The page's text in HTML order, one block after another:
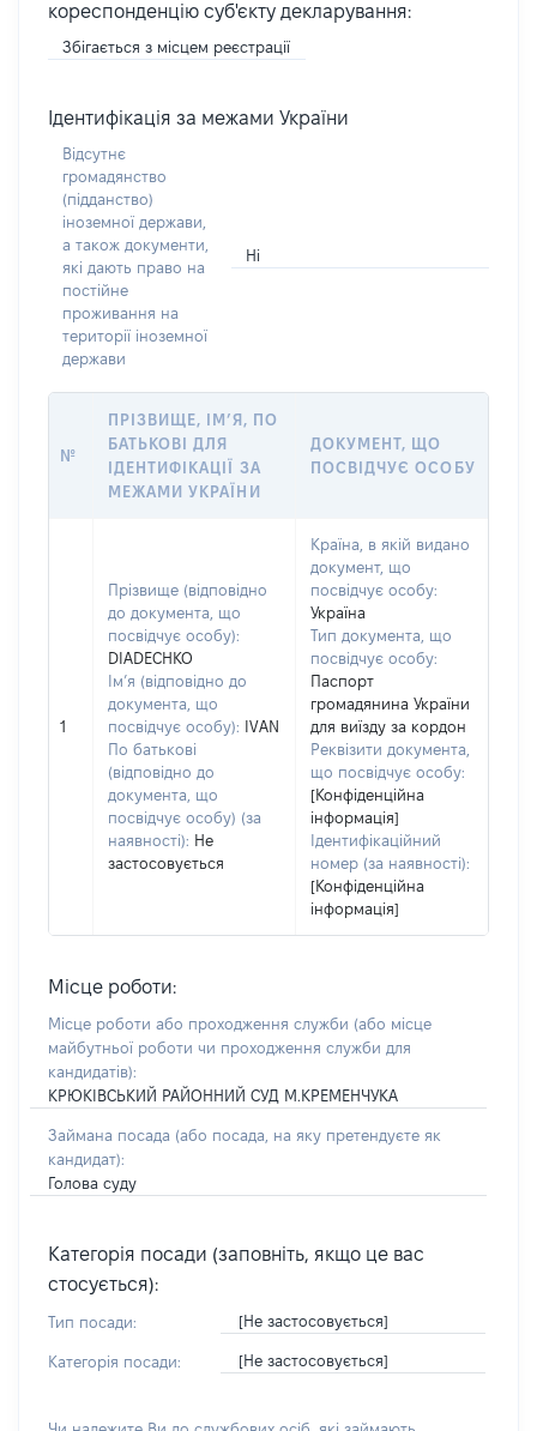
кореспонденцію суб'єкту декларування:
Збігається з місцем реєстрації
Ідентифікація за межами України
Відсутнє
громадянство
(підданство)
іноземної держави,
а також документи,
які дають право на
постійне
проживання на
території іноземної
держави
Ні
№
ПРІЗВИЩЕ, ІМ’Я, ПО
БАТЬКОВІ ДЛЯ
ІДЕНТИФІКАЦІЇ ЗА
МЕЖАМИ УКРАЇНИ
ДОКУМЕНТ, ЩО
ПОСВІДЧУЄ ОСОБУ
1
Прізвище (відповідно
до документа, що
посвідчує особу):
DIADECHKO
Ім’я (відповідно до
документа, що
посвідчує особу):
IVAN
По батькові
(відповідно до
документа, що
посвідчує особу) (за
наявності): Не
застосовується
Країна, в якій видано
документ, що
посвідчує особу:
Україна
Тип документа, що
посвідчує особу:
Паспорт
громадянина України
для виїзду за кордон
Реквізити документа,
що посвідчує особу:
[Конфіденційна
інформація]
Ідентифікаційний
номер (за наявності):
[Конфіденційна
інформація]
Місце роботи:
Місце роботи або проходження служби (або місце
майбутньої роботи чи проходження служби для
кандидатів):
КРЮКІВСЬКИЙ РАЙОННИЙ СУД М.КРЕМЕНЧУКА
Займана посада (або посада, на яку претендуєте як
кандидат):
Голова суду
Категорія посади (заповніть, якщо це вас
стосується):
Тип посади: [Не застосовується]
Категорія посади: [Не застосовується]